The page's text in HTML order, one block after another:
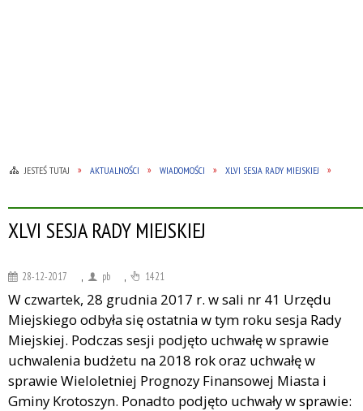
JESTEŚ TUTAJ AKTUALNOŚCI WIADOMOŚCI XLVI SESJA RADY MIEJSKIEJ
XLVI SESJA RADY MIEJSKIEJ
28-12-2017 pb 1421
W czwartek, 28 grudnia 2017 r. w sali nr 41 Urzędu
Miejskiego odbyła się ostatnia w tym roku sesja Rady
Miejskiej. Podczas sesji podjęto uchwałę w sprawie
uchwalenia budżetu na 2018 rok oraz uchwałę w
sprawie Wieloletniej Prognozy Finansowej Miasta i
Gminy Krotoszyn. Ponadto podjęto uchwały w sprawie: